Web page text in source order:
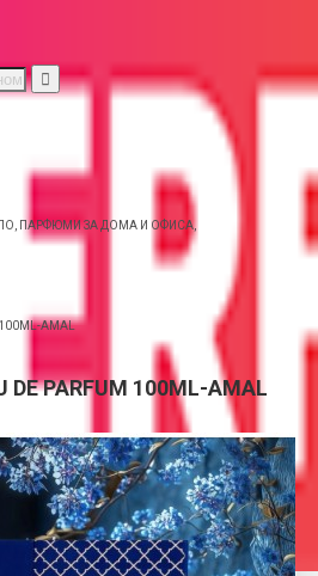
ПАРФЮМИ ЗА ДОМА И ОФИСА,
100ML-AMAL
DE PARFUM 100ML-AMAL